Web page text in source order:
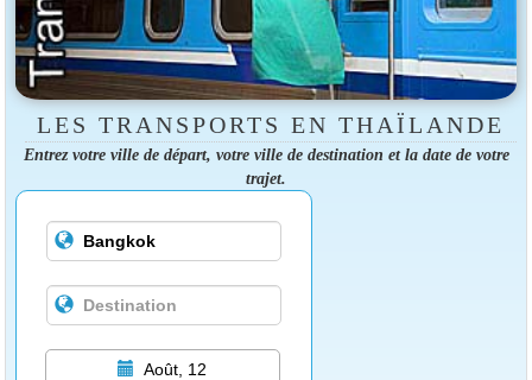
LES TRANSPORTS EN THAÏLANDE
Entrez votre ville de départ, votre ville de destination et la date de votre
trajet.
Août, 12